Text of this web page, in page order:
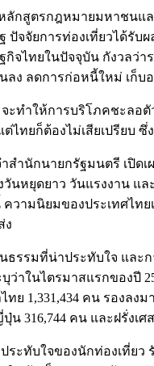
กสูตรกฎหมายมหาชนแ
จจัยการท่องเที่ยวได้รั
ไทยในปัจจุบัน กังวลว่
ลง ลดการก่อหนี้ใหม่ เก็
ำให้การบริโภคชะลอตัว
ต่ไทยก็ต้องไม่เสียเปรี
นักนายกรัฐมนตรี เปิดเ
หยุดยาว วันแรงงาน แล
วามนิยมของประเทศไ
ง
รรมที่น่าประทับใจ และ
าในไตรมาสแรกของปี
1,331,434 คน รองลงม
316,744 คน และฝรั่งเศ
ะทับใจของนักท่องเที่ยว